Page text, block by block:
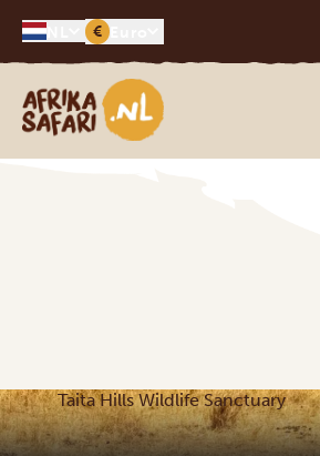
€
Afrika safari
Taita Hills Wildlife Sanctuary